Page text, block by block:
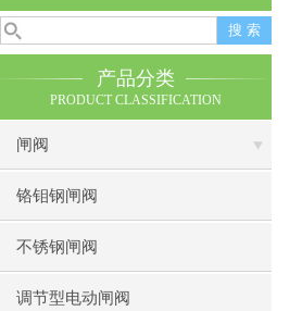
产品分类
PRODUCT CLASSIFICATION
闸阀
铬钼钢闸阀
不锈钢闸阀
调节型电动闸阀